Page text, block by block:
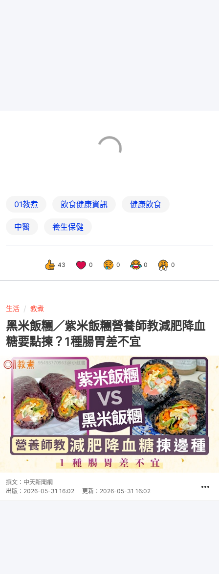
01教煮 飲食健康資訊 健康飲食
中醫 養生保健
43 0 0 0 0
生活 教煮
黑米飯糰／紫米飯糰營養師教減肥降血
糖要點揀？1種腸胃差不宜
撰文： 中天新聞網
出版： 2026-05-31 16:02 更新： 2026-05-31 16:02